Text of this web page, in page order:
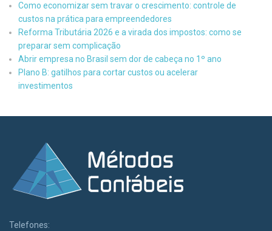
Como economizar sem travar o crescimento: controle de
custos na prática para empreendedores
Reforma Tributária 2026 e a virada dos impostos: como se
preparar sem complicação
Abrir empresa no Brasil sem dor de cabeça no 1º ano
Plano B: gatilhos para cortar custos ou acelerar
investimentos
Telefones: